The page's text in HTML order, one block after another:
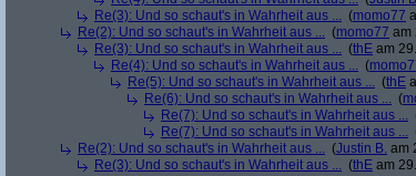
Re(3): Und so schaut's in Wahrheit aus ... (momo77
Re(2): Und so schaut's in Wahrheit aus ... (momo77 am
Re(3): Und so schaut's in Wahrheit aus ... (thE am
Re(4): Und so schaut's in Wahrheit aus ... (
Re(5): Und so schaut's in Wahrheit aus ... (thE
Re(6): Und so schaut's in Wahrheit aus ... (
Re(7): Und so schaut's in Wahrheit aus ...
Re(7): Und so schaut's in Wahrheit aus ...
Re(2): Und so schaut's in Wahrheit aus ... (Justin B. am
Re(3): Und so schaut's in Wahrheit aus ... (thE am